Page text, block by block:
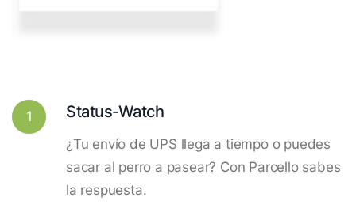
1 Status-Watch
¿Tu envío de UPS llega a tiempo o puedes
sacar al perro a pasear? Con Parcello sabes
la respuesta.